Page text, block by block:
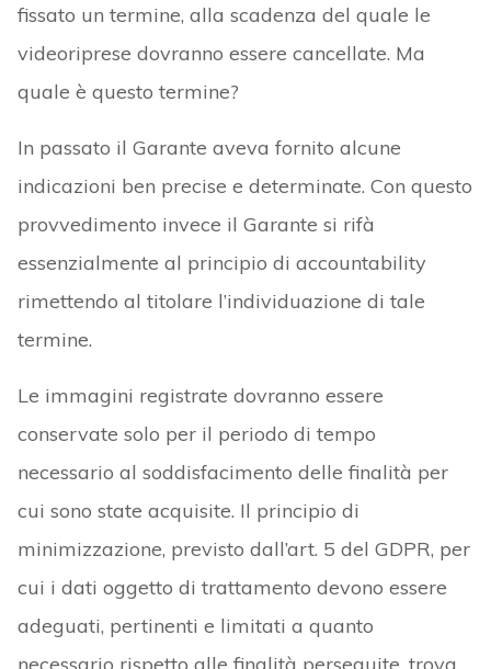
fissato un termine, alla scadenza del quale le
videoriprese dovranno essere cancellate. Ma
quale è questo termine?
In passato il Garante aveva fornito alcune
indicazioni ben precise e determinate. Con questo
provvedimento invece il Garante si rifà
essenzialmente al principio di accountability
rimettendo al titolare l’individuazione di tale
termine.
Le immagini registrate dovranno essere
conservate solo per il periodo di tempo
necessario al soddisfacimento delle finalità per
cui sono state acquisite. Il principio di
minimizzazione, previsto dall’art. 5 del GDPR, per
cui i dati oggetto di trattamento devono essere
adeguati, pertinenti e limitati a quanto
necessario rispetto alle finalità perseguite, trova